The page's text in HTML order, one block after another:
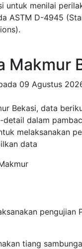
untuk menilai
ASTM D-4945
Makmur
09 Agustus
Bekasi, data
dalam
melaksanakan
data
pengujian
tiang